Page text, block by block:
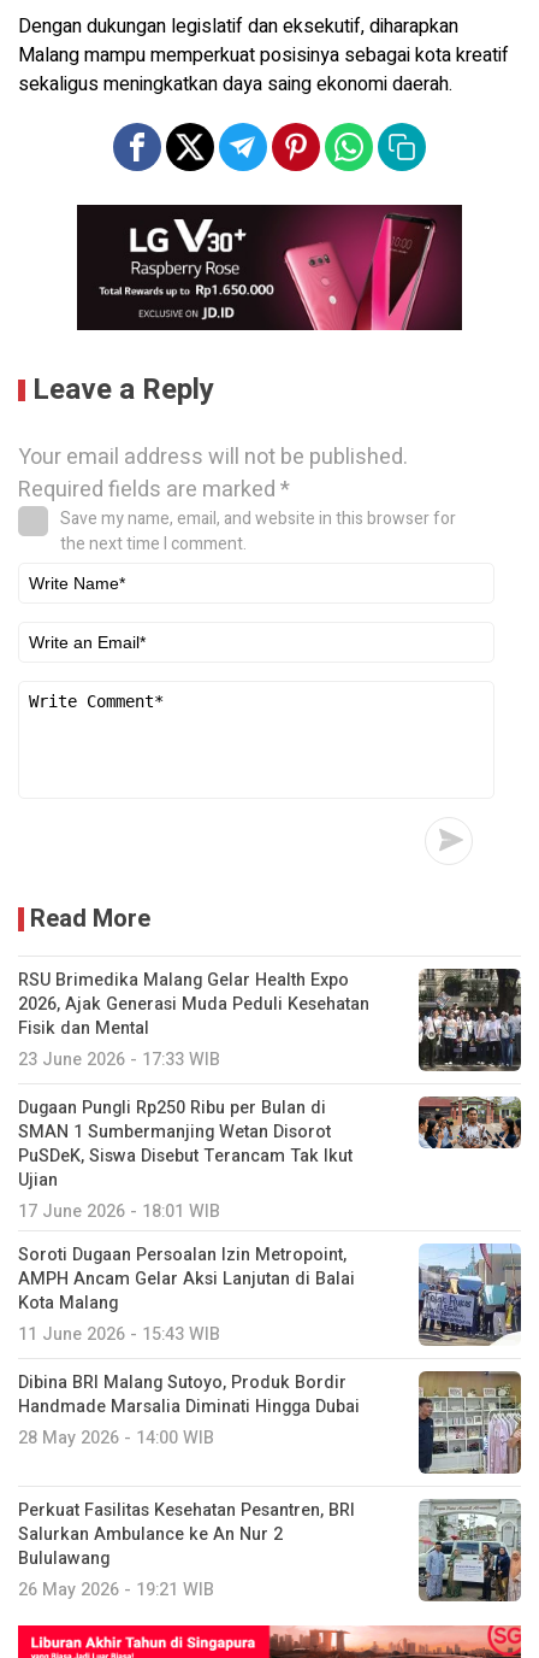
Dengan dukungan legislatif dan eksekutif, diharapkan
Malang mampu memperkuat posisinya sebagai kota kreatif
sekaligus meningkatkan daya saing ekonomi daerah.
Leave a Reply
Your email address will not be published.
Required fields are marked*
Save my name, email, and website in this browser for
the next time I comment.
Read More
RSU Brimedika Malang Gelar Health Expo
2026, Ajak Generasi Muda Peduli Kesehatan
Fisik dan Mental
23 June 2026 - 17:33 WIB
Dugaan Pungli Rp250 Ribu per Bulan di
SMAN 1 Sumbermanjing Wetan Disorot
PuSDeK, Siswa Disebut Terancam Tak Ikut
Ujian
17 June 2026 - 18:01 WIB
Soroti Dugaan Persoalan Izin Metropoint,
AMPH Ancam Gelar Aksi Lanjutan di Balai
Kota Malang
11 June 2026 - 15:43 WIB
Dibina BRI Malang Sutoyo, Produk Bordir
Handmade Marsalia Diminati Hingga Dubai
28 May 2026 - 14:00 WIB
Perkuat Fasilitas Kesehatan Pesantren, BRI
Salurkan Ambulance ke An Nur 2
Bululawang
26 May 2026 - 19:21 WIB